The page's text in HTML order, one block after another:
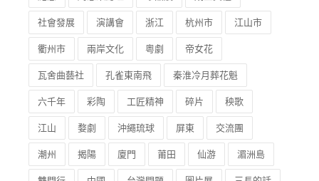
新書 全民國家安全教育日 他吸引了全世界的目光
紀念 周恩來總理 珍品展 成立典禮
社會發展 演講會 浙江 杭州市 江山市
衢州市 兩岸文化 粵劇 帝女花
瓦舍曲藝社 孔雀東南飛 秦淮冷月葬花魁
六千年 彩陶 工匠精神 碎片 秧歌
江山 婺劇 沖繩琉球 屏東 交流團